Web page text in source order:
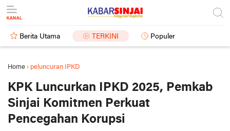
Berita Utama TERKINI Populer
Home › peluncuran IPKD
KPK Luncurkan IPKD 2025, Pemkab
Sinjai Komitmen Perkuat
Pencegahan Korupsi